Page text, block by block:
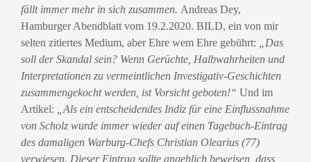
fällt immer mehr in sich zusammen. Andreas Dey,
Hamburger Abendblatt vom 19.2.2020. BILD, ein von mir
selten zitiertes Medium, aber Ehre wem Ehre gebührt: „Das
soll der Skandal sein? Wenn Gerüchte, Halbwahrheiten und
Interpretationen zu vermeintlichen Investigativ-Geschichten
zusammengekocht werden, ist Vorsicht geboten!“ Und im
Artikel: „Als ein entscheidendes Indiz für eine Einflussnahme
von Scholz wurde immer wieder auf einen Tagebuch-Eintrag
des damaligen Warburg-Chefs Christian Olearius (77)
verwiesen. Dieser Eintrag sollte angeblich beweisen, dass